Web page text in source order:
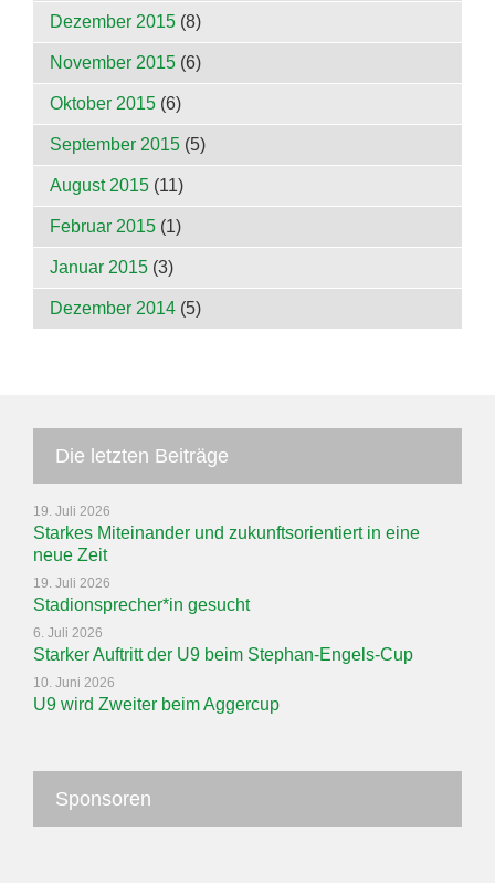
Dezember 2015 (8)
November 2015 (6)
Oktober 2015 (6)
September 2015 (5)
August 2015 (11)
Februar 2015 (1)
Januar 2015 (3)
Dezember 2014 (5)
Die letzten Beiträge
19. Juli 2026
Starkes Miteinander und zukunftsorientiert in eine
neue Zeit
19. Juli 2026
Stadionsprecher*in gesucht
6. Juli 2026
Starker Auftritt der U9 beim Stephan-Engels-Cup
10. Juni 2026
U9 wird Zweiter beim Aggercup
Sponsoren